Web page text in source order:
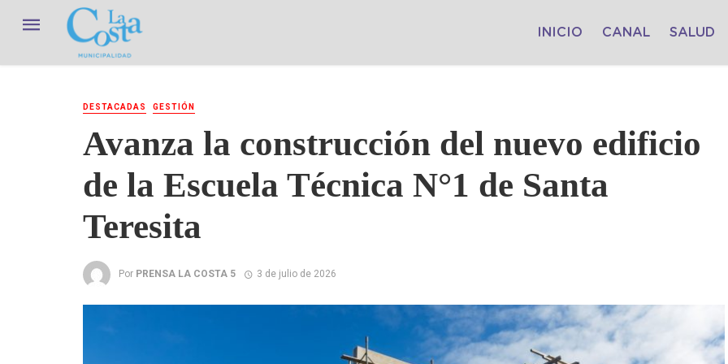
INICIO CANAL SALUD
DESTACADAS GESTIÓN
Avanza la construcción del nuevo edificio
de la Escuela Técnica N°1 de Santa
Teresita
Por PRENSA LA COSTA 5 3 de julio de 2026